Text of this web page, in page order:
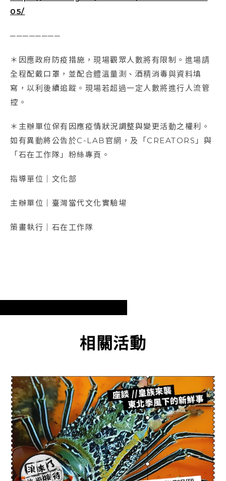
05/
────────
＊因應政府防疫措施，現場觀眾人數將有限制。進場請
全程配戴口罩，並配合體溫量測、酒精消毒與資料填
寫，以利後續追蹤。現場若超過一定人數將進行人流管
控。
＊主辦單位保有因應疫情狀況調整與變更活動之權利。
如有異動將公告於C-LAB官網，及「CREATORS」與
「石在工作隊」粉絲專頁。
指導單位｜文化部
主辦單位｜臺灣當代文化實驗場
策畫執行｜石在工作隊
相關活動